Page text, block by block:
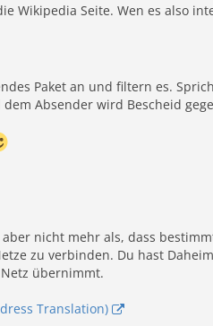
Wikipedia Seite. Wen es also
Paket an und filtern es.
Absender wird Bescheid
nicht mehr als, dass
zu verbinden. Du hast
übernimmt.
Translation)